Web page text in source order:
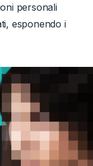
personali
esponendo i